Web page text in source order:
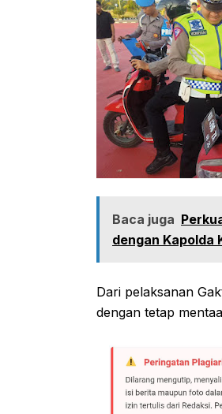
Baca juga
dengan Kapolda
Dari pelaksanan
dengan tetap